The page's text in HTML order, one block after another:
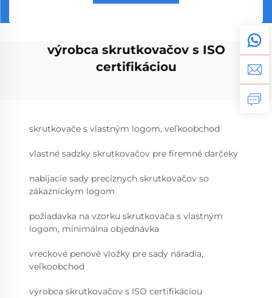
výrobca skrutkovačov s ISO
certifikáciou
skrutkovače s vlastným logom, veľkoobchod
vlastné sadzky skrutkovačov pre firemné darčeky
nabíjacie sady precíznych skrutkovačov so
zákazníckym logom
požiadavka na vzorku skrutkovača s vlastným
logom, minimálna objednávka
vreckové penové vložky pre sady náradia,
veľkoobchod
výrobca skrutkovačov s ISO certifikáciou